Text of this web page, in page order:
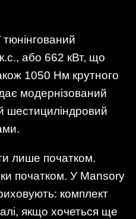
тюнінгований
або 662 кВт, що
1050 Нм крутного
модернізований
шестициліндровий
лише початком.
початком. У Mansory
комплект
якщо хочеться ще